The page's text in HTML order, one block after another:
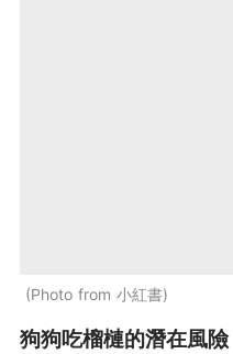
Photo from 小紅書
狗狗吃榴槤的潛在風險